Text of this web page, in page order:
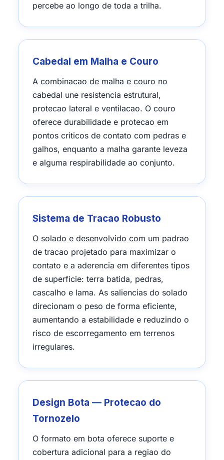
percebe ao longo de toda a trilha.
Cabedal em Malha e Couro
A combinacao de malha e couro no
cabedal une resistencia estrutural,
protecao lateral e ventilacao. O couro
oferece durabilidade e protecao em
pontos criticos de contato com pedras e
galhos, enquanto a malha garante leveza
e alguma respirabilidade ao conjunto.
Sistema de Tracao Robusto
O solado e desenvolvido com um padrao
de tracao projetado para maximizar o
contato e a aderencia em diferentes tipos
de superficie: terra batida, pedras,
cascalho e lama. As saliencias do solado
direcionam o peso de forma eficiente,
aumentando a estabilidade e reduzindo o
risco de escorregamento em terrenos
irregulares.
Design Bota — Protecao do
Tornozelo
O formato em bota oferece suporte e
cobertura adicional para a regiao do